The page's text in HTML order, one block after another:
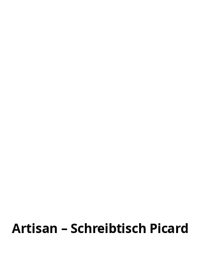
Artisan – Schreibtisch Picard